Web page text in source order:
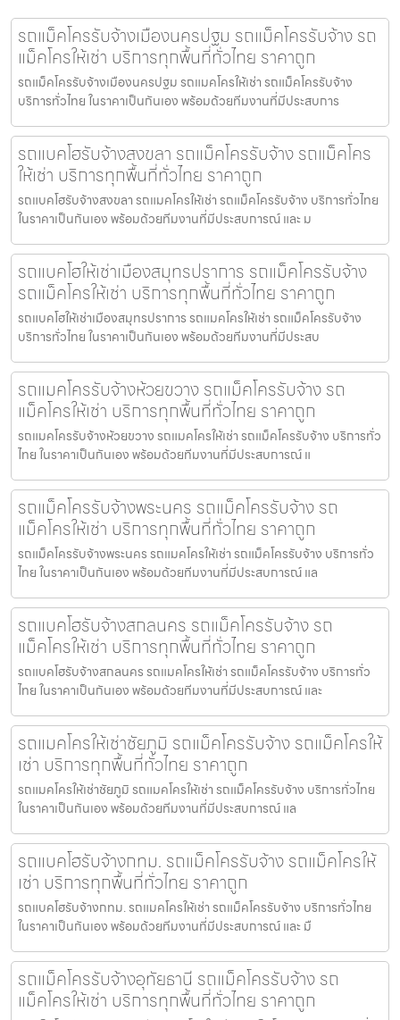
รถแม็คโครรับจ้างเมืองนครปฐม รถแม็คโครรับจ้าง รถ
แม็คโครให้เช่า บริการทุกพื้นที่ทั่วไทย ราคาถูก
รถแม็คโครรับจ้างเมืองนครปฐม รถแมคโครให้เช่า รถแม็คโครรับจ้าง
บริการทั่วไทย ในราคาเป็นกันเอง พร้อมด้วยทีมงานที่มีประสบการ
รถแบคโฮรับจ้างสงขลา รถแม็คโครรับจ้าง รถแม็คโคร
ให้เช่า บริการทุกพื้นที่ทั่วไทย ราคาถูก
รถแบคโฮรับจ้างสงขลา รถแมคโครให้เช่า รถแม็คโครรับจ้าง บริการทั่วไทย
ในราคาเป็นกันเอง พร้อมด้วยทีมงานที่มีประสบการณ์ และ ม
รถแบคโฮให้เช่าเมืองสมุทรปราการ รถแม็คโครรับจ้าง
รถแม็คโครให้เช่า บริการทุกพื้นที่ทั่วไทย ราคาถูก
รถแบคโฮให้เช่าเมืองสมุทรปราการ รถแมคโครให้เช่า รถแม็คโครรับจ้าง
บริการทั่วไทย ในราคาเป็นกันเอง พร้อมด้วยทีมงานที่มีประสบ
รถแมคโครรับจ้างห้วยขวาง รถแม็คโครรับจ้าง รถ
แม็คโครให้เช่า บริการทุกพื้นที่ทั่วไทย ราคาถูก
รถแมคโครรับจ้างห้วยขวาง รถแมคโครให้เช่า รถแม็คโครรับจ้าง บริการทั่ว
ไทย ในราคาเป็นกันเอง พร้อมด้วยทีมงานที่มีประสบการณ์ แ
รถแม็คโครรับจ้างพระนคร รถแม็คโครรับจ้าง รถ
แม็คโครให้เช่า บริการทุกพื้นที่ทั่วไทย ราคาถูก
รถแม็คโครรับจ้างพระนคร รถแมคโครให้เช่า รถแม็คโครรับจ้าง บริการทั่ว
ไทย ในราคาเป็นกันเอง พร้อมด้วยทีมงานที่มีประสบการณ์ แล
รถแบคโฮรับจ้างสกลนคร รถแม็คโครรับจ้าง รถ
แม็คโครให้เช่า บริการทุกพื้นที่ทั่วไทย ราคาถูก
รถแบคโฮรับจ้างสกลนคร รถแมคโครให้เช่า รถแม็คโครรับจ้าง บริการทั่ว
ไทย ในราคาเป็นกันเอง พร้อมด้วยทีมงานที่มีประสบการณ์ และ
รถแมคโครให้เช่าชัยภูมิ รถแม็คโครรับจ้าง รถแม็คโครให้
เช่า บริการทุกพื้นที่ทั่วไทย ราคาถูก
รถแมคโครให้เช่าชัยภูมิ รถแมคโครให้เช่า รถแม็คโครรับจ้าง บริการทั่วไทย
ในราคาเป็นกันเอง พร้อมด้วยทีมงานที่มีประสบการณ์ แล
รถแบคโฮรับจ้างกทม. รถแม็คโครรับจ้าง รถแม็คโครให้
เช่า บริการทุกพื้นที่ทั่วไทย ราคาถูก
รถแบคโฮรับจ้างกทม. รถแมคโครให้เช่า รถแม็คโครรับจ้าง บริการทั่วไทย
ในราคาเป็นกันเอง พร้อมด้วยทีมงานที่มีประสบการณ์ และ มื
รถแม็คโครรับจ้างอุทัยธานี รถแม็คโครรับจ้าง รถ
แม็คโครให้เช่า บริการทุกพื้นที่ทั่วไทย ราคาถูก